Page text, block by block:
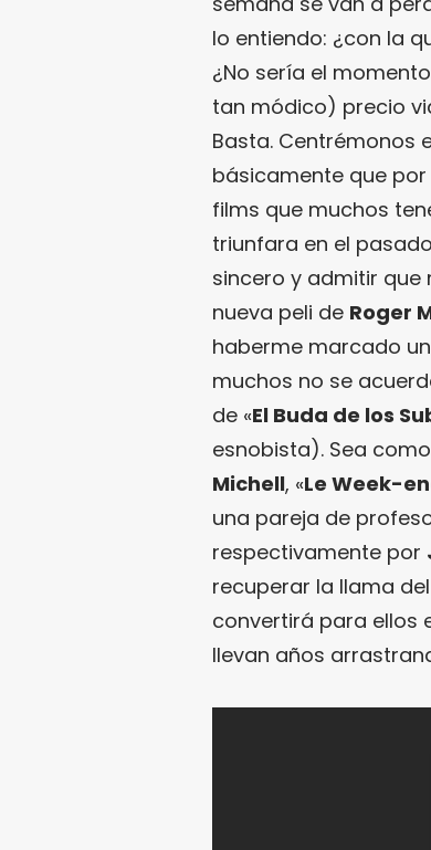
lo entiendo: ¿con la
¿No sería el
tan módico) precio
Basta. Centrémonos
básicamente que
films que muchos
triunfara en el pasado
sincero y admitir que
nueva peli de Roger
haberme marcado
muchos no se
de «El Buda de los
esnobista). Sea
Michell, «Le Week-
una pareja de
respectivamente por
recuperar la llama
convertirá para ellos
llevan años